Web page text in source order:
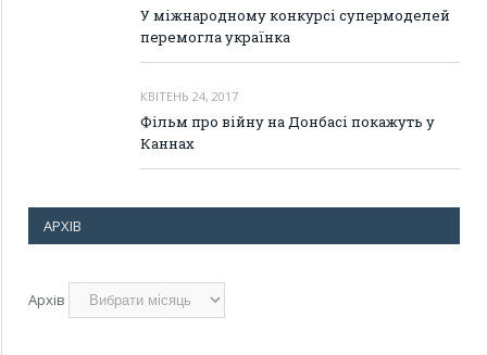
У міжнародному конкурсі супермоделей
перемогла українка
КВІТЕНЬ 24, 2017
Фільм про війну на Донбасі покажуть у
Каннах
АРХІВ
Архів